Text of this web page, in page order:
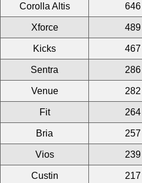
Corolla Altis 646
Xforce 489
Kicks 467
Sentra 286
Venue 282
Fit 264
Bria 257
Vios 239
Custin 217